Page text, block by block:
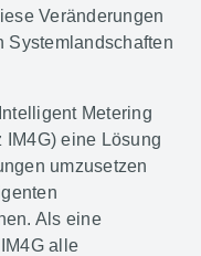
Veränderungen
Systemlandschaften
Metering
eine Lösung
umzusetzen
Als eine
alle